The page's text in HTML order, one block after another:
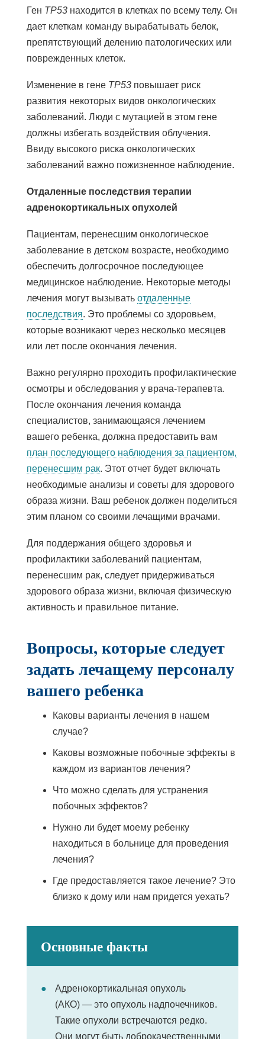
Ген TP53 находится в клетках по всему телу. Он
дает клеткам команду вырабатывать белок,
препятствующий делению патологических или
поврежденных клеток.
Изменение в гене TP53повышает риск
развития некоторых видов онкологических
заболеваний. Люди с мутацией в этом гене
должны избегать воздействия облучения.
Ввиду высокого риска онкологических
заболеваний важно пожизненное наблюдение.
Отдаленные последствия терапии
адренокортикальных опухолей
Пациентам, перенесшим онкологическое
заболевание в детском возрасте, необходимо
обеспечить долгосрочное последующее
медицинское наблюдение. Некоторые методы
лечения могут вызывать отдаленные
последствия. Это проблемы со здоровьем,
которые возникают через несколько месяцев
или лет после окончания лечения.
Важно регулярно проходить профилактические
осмотры и обследования у врача-терапевта.
После окончания лечения команда
специалистов, занимающаяся лечением
вашего ребенка, должна предоставить вам
план последующего наблюдения за пациентом,
перенесшим рак. Этот отчет будет включать
необходимые анализы и советы для здорового
образа жизни. Ваш ребенок должен поделиться
этим планом со своими лечащими врачами.
Для поддержания общего здоровья и
профилактики заболеваний пациентам,
перенесшим рак, следует придерживаться
здорового образа жизни, включая физическую
активность и правильное питание.
Вопросы, которые следует
задать лечащему персоналу
вашего ребенка
Каковы варианты лечения в нашем
случае?
Каковы возможные побочные эффекты в
каждом из вариантов лечения?
Что можно сделать для устранения
побочных эффектов?
Нужно ли будет моему ребенку
находиться в больнице для проведения
лечения?
Где предоставляется такое лечение? Это
близко к дому или нам придется уехать?
Основные факты
Адренокортикальная опухоль
(АКО) — это опухоль надпочечников.
Такие опухоли встречаются редко.
Они могут быть доброкачественными